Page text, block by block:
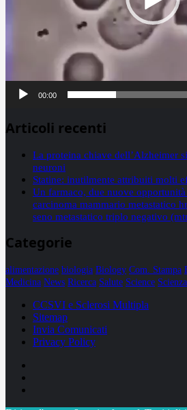
00:00
Articoli recenti
La proteina chiave dell’Alzheimer
neuroni
Statine: inutilmente attribuiti molti
Un farmaco, due nuove
carcinoma mammario metastatico
seno metastatico triplo negativo
Categorie
alimentazione biologia Biology Com. Stampa
Medicina News Ricerca Salute Science Scienza
CCSVI e Sclerosi Multipla
Sitemap
Invia Comunicati
Privacy Policy